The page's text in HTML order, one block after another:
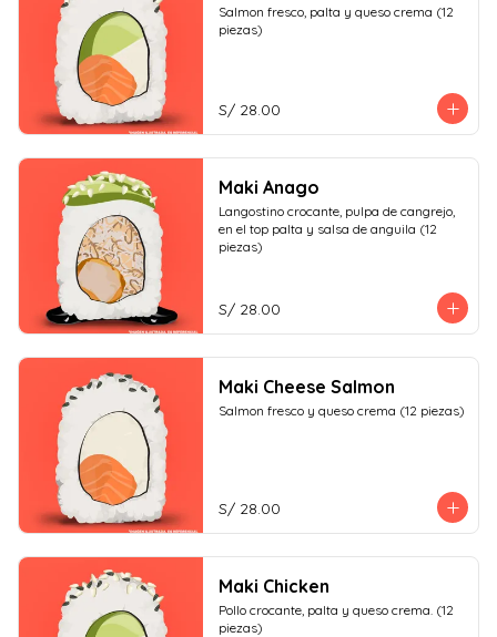
Salmon fresco, palta y queso crema (12
piezas)
S/ 28.00
Maki Anago
Langostino crocante, pulpa de cangrejo,
en el top palta y salsa de anguila (12
piezas)
S/ 28.00
Maki Cheese Salmon
Salmon fresco y queso crema (12 piezas)
S/ 28.00
Maki Chicken
Pollo crocante, palta y queso crema. (12
piezas)